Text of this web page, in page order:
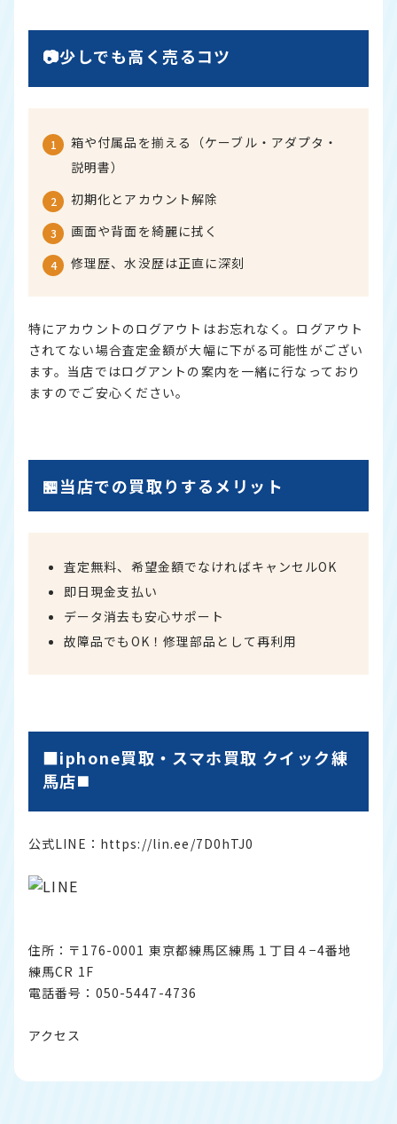
📷少しでも高く売るコツ
箱や付属品を揃える（ケーブル・アダプタ・
説明書）
初期化とアカウント解除
画面や背面を綺麗に拭く
修理歴、水没歴は正直に深刻
特にアカウントのログアウトはお忘れなく。ログアウト
されてない場合査定金額が大幅に下がる可能性がござい
ます。当店ではログアントの案内を一緒に行なっており
ますのでご安心ください。
🏪当店での買取りするメリット
査定無料、希望金額でなければキャンセルOK
即日現金支払い
データ消去も安心サポート
故障品でもOK！修理部品として再利用
■iphone買取・スマホ買取 クイック練
馬店◼️
公式LINE： https://lin.ee/7D0hTJ0
住所：〒176-0001 東京都練馬区練馬１丁目４−4番地
練馬CR 1F
電話番号：050-5447-4736
アクセス